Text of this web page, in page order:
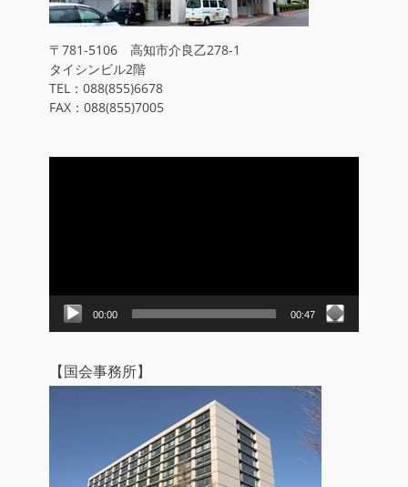
〒781-5106 高知市介良乙278-1
タイシンビル2階
TEL：088(855)6678
FAX：088(855)7005
00:00 00:47
【国会事務所】